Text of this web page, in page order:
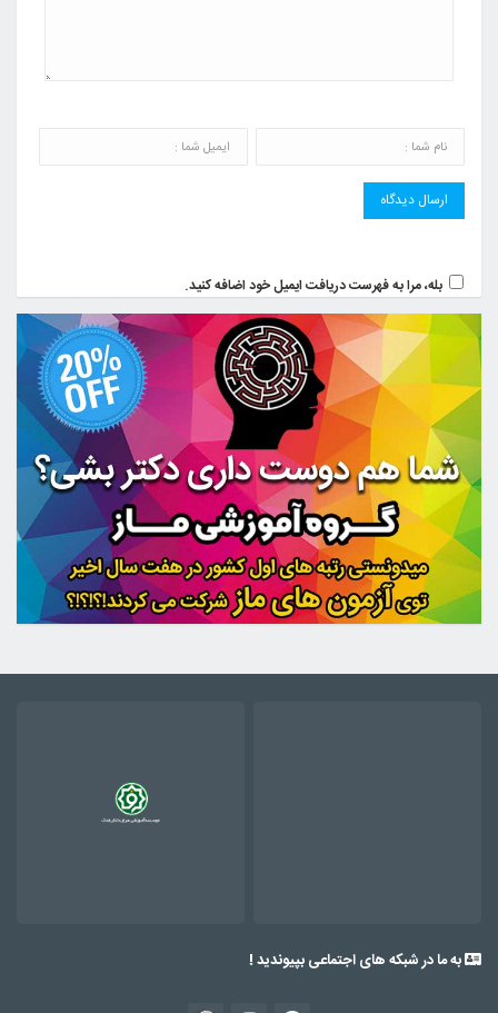
بله، مرا به فهرست دریافت ایمیل خود اضافه کنید.
به ما در شبکه های اجتماعی بپیوندید !